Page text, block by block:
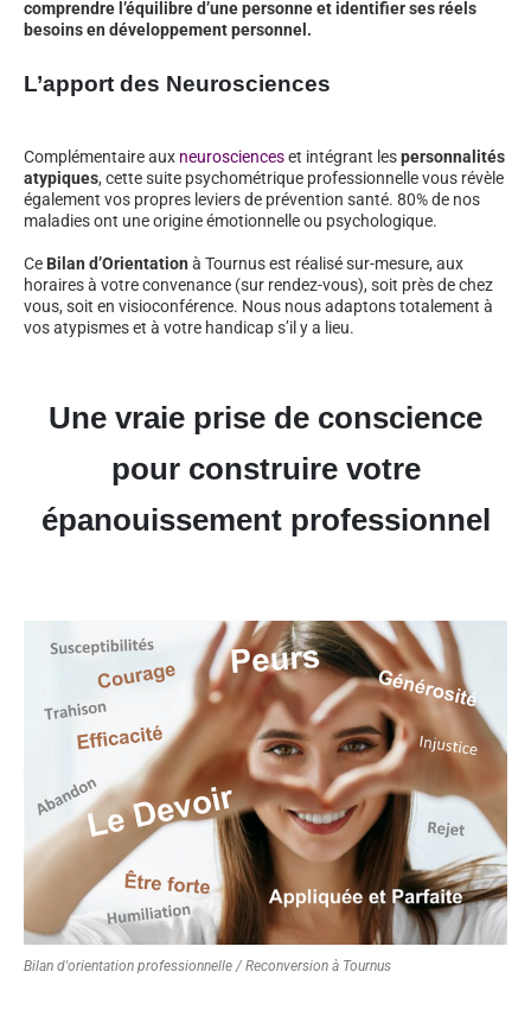
comprendre l’équilibre d’une personne et identifier ses réels
besoins en développement personnel.
L’apport des Neurosciences
Complémentaire aux neuroscienceset intégrant lespersonnalités
atypiques, cette suite psychométrique professionnelle vous révèle
également vos propres leviers de prévention santé. 80% de nos
maladies ont une origine émotionnelle ou psychologique.
Ce Bilan d’Orientation à Tournus est réalisé sur-mesure, aux
horaires à votre convenance (sur rendez-vous), soit près de chez
vous, soit en visioconférence. Nous nous adaptons totalement à
vos atypismes et à votre handicap s’il y a lieu.
Une vraie prise de conscience
pour construire votre
épanouissement professionnel
Bilan d'orientation professionnelle / Reconversion à Tournus